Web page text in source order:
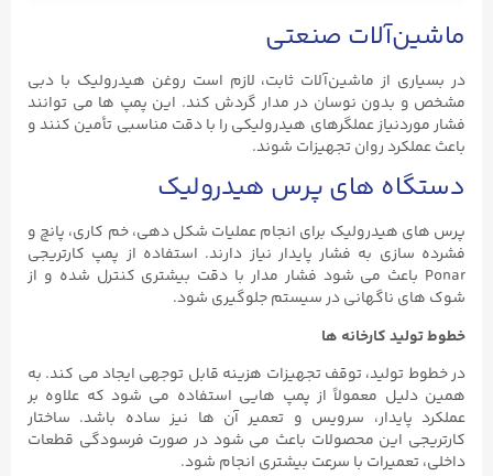
ماشین‌آلات صنعتی
در بسیاری از ماشین‌آلات ثابت، لازم است روغن هیدرولیک با دبی
مشخص و بدون نوسان در مدار گردش کند. این پمپ ‌ها می‌ توانند
فشار موردنیاز عملگرهای هیدرولیکی را با دقت مناسبی تأمین کنند و
باعث عملکرد روان تجهیزات شوند.
دستگاه‌ های پرس هیدرولیک
پرس‌ های هیدرولیک برای انجام عملیات شکل‌ دهی، خم‌ کاری، پانچ و
فشرده ‌سازی به فشار پایدار نیاز دارند. استفاده از پمپ کارتریجی
Ponar باعث می‌ شود فشار مدار با دقت بیشتری کنترل شده و از
شوک ‌های ناگهانی در سیستم جلوگیری شود.
خطوط تولید کارخانه ‌ها
در خطوط تولید، توقف تجهیزات هزینه قابل توجهی ایجاد می ‌کند. به
همین دلیل معمولاً از پمپ ‌هایی استفاده می‌ شود که علاوه بر
عملکرد پایدار، سرویس و تعمیر آن‌ ها نیز ساده باشد. ساختار
کارتریجی این محصولات باعث می ‌شود در صورت فرسودگی قطعات
داخلی، تعمیرات با سرعت بیشتری انجام شود.